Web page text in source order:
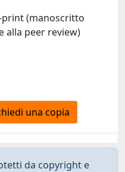
(manoscritto
alla peer review)
una copia
da copyright e